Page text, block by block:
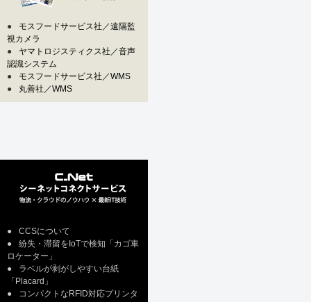
●
モスフードサービス社／遠隔監
視カメラ
●
ヤマトロジスティクス社／音声
認識システム
●
モスフードサービス社／WMS
●
丸善社／WMS
●
CCSについて
●
紛失・滞留をIoTで検知「カゴ車
ロケーター」
●
ラベルが剥がしやすい台紙
「Placard」
●
コンパクトなRFID対応プリンタ